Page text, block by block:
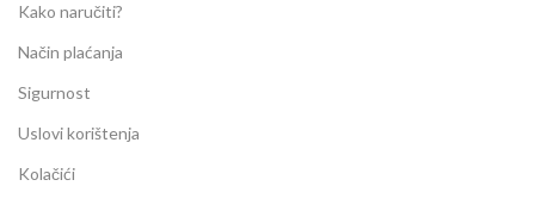
Kako naručiti?
Način plaćanja
Sigurnost
Uslovi korištenja
Kolačići